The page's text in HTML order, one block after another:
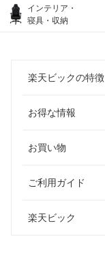
インテリア・
寝具・収納
楽天ビックの特徴
お得な情報
お買い物
ご利用ガイド
楽天ビック